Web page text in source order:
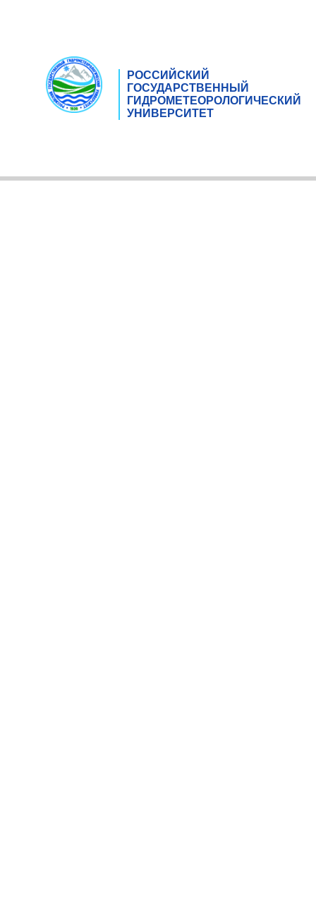
РОССИЙСКИЙ
ГОСУДАРСТВЕННЫЙ
ГИДРОМЕТЕОРОЛОГИЧЕСКИЙ
УНИВЕРСИТЕТ